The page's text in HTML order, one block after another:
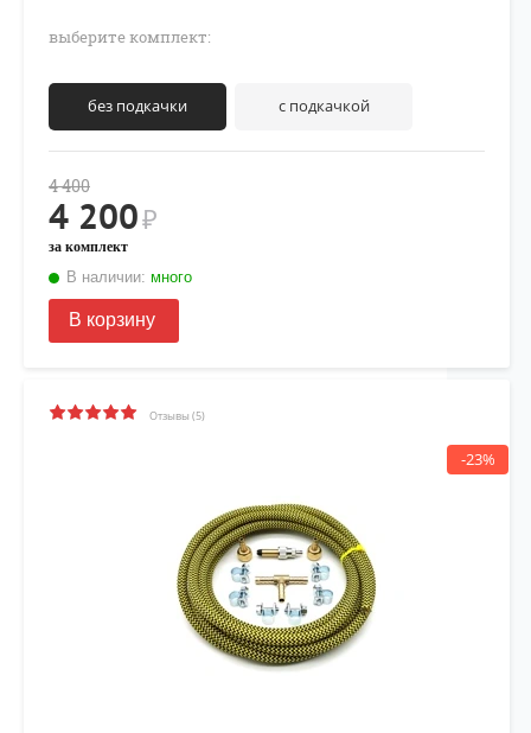
выберите комплект:
без подкачки с подкачкой
4 400
4 200₽
за комплект
В наличии: много
В корзину
Отзывы (5)
-23%